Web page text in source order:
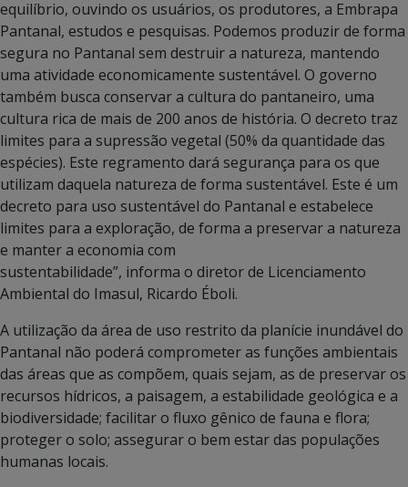
equilíbrio, ouvindo os usuários, os produtores, a Embrapa
Pantanal, estudos e pesquisas. Podemos produzir de forma
segura no Pantanal sem destruir a natureza, mantendo
uma atividade economicamente sustentável. O governo
também busca conservar a cultura do pantaneiro, uma
cultura rica de mais de 200 anos de história. O decreto traz
limites para a supressão vegetal (50% da quantidade das
espécies). Este regramento dará segurança para os que
utilizam daquela natureza de forma sustentável. Este é um
decreto para uso sustentável do Pantanal e estabelece
limites para a exploração, de forma a preservar a natureza
e manter a economia com
sustentabilidade”, informa o diretor de Licenciamento
Ambiental do Imasul, Ricardo Éboli.
A utilização da área de uso restrito da planície inundável do
Pantanal não poderá comprometer as funções ambientais
das áreas que as compõem, quais sejam, as de preservar os
recursos hídricos, a paisagem, a estabilidade geológica e a
biodiversidade; facilitar o fluxo gênico de fauna e flora;
proteger o solo; assegurar o bem estar das populações
humanas locais.